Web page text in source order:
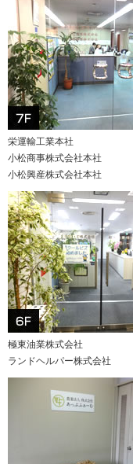
栄運輸工業本社
小松商事株式会社本社
小松興産株式会社本社
極東油業株式会社
ランドヘルパー株式会社